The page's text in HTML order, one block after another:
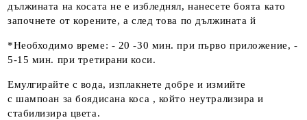
дължината на косата не е избледнял, нанесете боята като
започнете от корените, а след това по дължината й
*Необходимо време: - 20 -30 мин. при първо приложение, -
5-15 мин. при третирани коси.
Емулгирайте с вода, изплакнете добре и измийте
с шампоан за боядисана коса , който неутрализира и
стабилизира цвета.